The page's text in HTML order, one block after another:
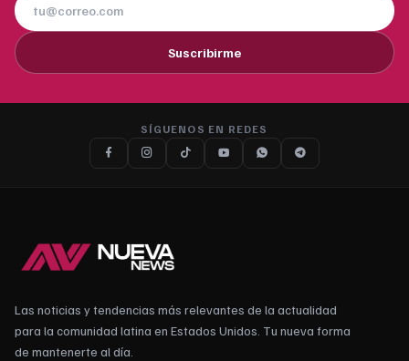
Suscribirme
SÍGUENOS EN REDES
Las noticias y tendencias más relevantes de la actualidad
para la comunidad latina en Estados Unidos. Tu nueva forma
de mantenerte al día.